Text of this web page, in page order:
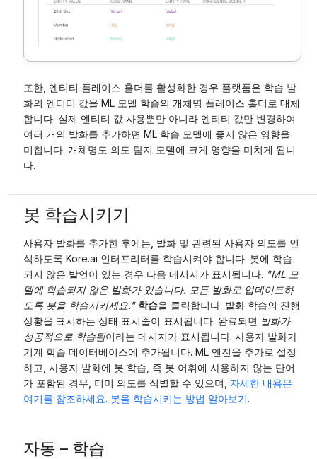
또한, 엔티티 플레이스 홀더를 활성화한 경우 플랫폼은 학습 발
화의 엔티티 값을 ML 모델 학습의 개체명 플레이스 홀더로 대체
합니다. 실제 엔티티 값 사용뿐만 아니라 엔티티 값만 변경하여
여러 개의 발화를 추가하면 ML 학습 모델에 좋지 않은 영향을
미칩니다. 개체명도 의도 탐지 모델에 크게 영향을 미치게 됩니
다.
봇 학습시키기
사용자 발화를 추가한 후에는, 발화 및 관련된 사용자 의도를 인
식하도록 Kore.ai 인터프리터를 학습시켜야 합니다. 봇에 학습
되지 않은 발언이 있는 경우 다음 메시지가 표시됩니다. "ML 모
델에 학습되지 않은 발화가 있습니다. 모든 발화로 업데이트하
도록 봇을 학습시키세요." 학습을 클릭합니다. 발화 학습의 진행
상황을 표시하는 상태 표시줄이 표시됩니다. 완료되면 발화가
성공적으로 학습됨이라는 메시지가 표시됩니다. 사용자 발화가
기계 학습 데이터베이스에 추가됩니다. ML 엔진을 추가로 설정
하고, 사용자 발화에 봇 학습, 즉 봇 어휘에 사용하지 않는 단어
가 포함된 경우, 더미 의도를 식별할 수 있으며, 자세한 내용은
여기를 참조하세요. 봇을 학습시키는 방법 알아보기.
자동 – 학습